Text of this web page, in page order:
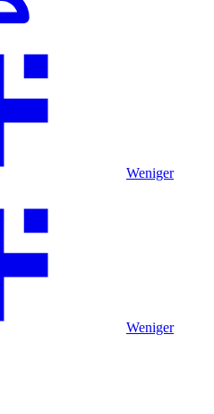
Weniger
Weniger